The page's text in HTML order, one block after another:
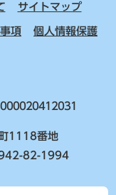
サイトマップ
項 個人情報保護
1118番地
82-1994